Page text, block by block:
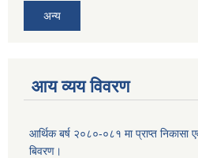
अन्य
आय व्यय विवरण
आर्थिक बर्ष २०८०-०८१ मा प्राप्त
बिवरण।